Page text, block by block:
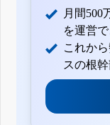
月間500
を運営で
これか
スの根